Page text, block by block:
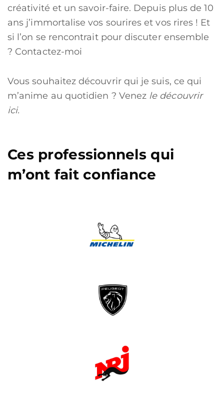
créativité et un savoir-faire. Depuis plus de 10
ans j’immortalise vos sourires et vos rires ! Et
si l’on se rencontrait pour discuter ensemble
? Contactez-moi
Vous souhaitez découvrir qui je suis, ce qui
m’anime au quotidien ? Venez le découvrir
ici.
Ces professionnels qui
m’ont fait confiance